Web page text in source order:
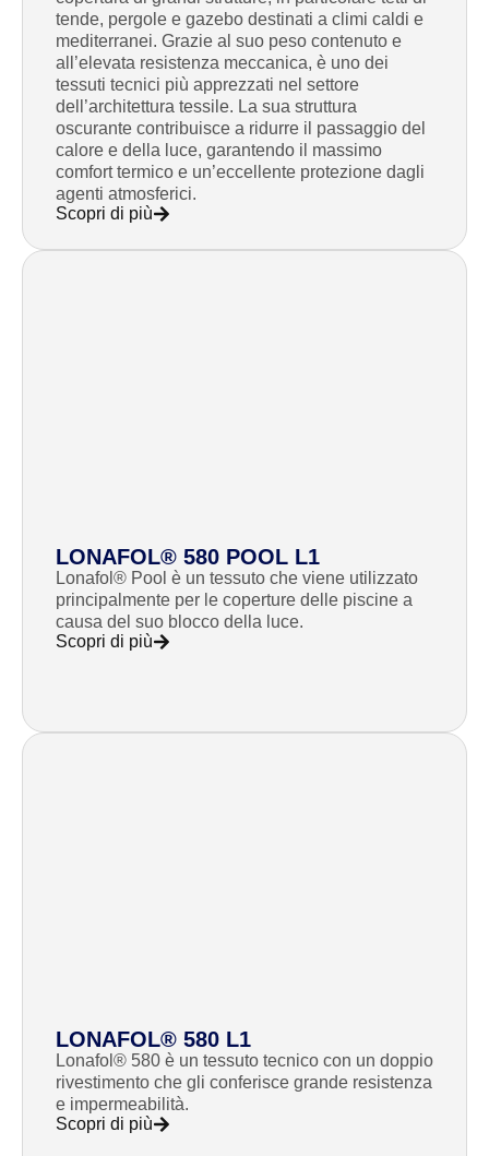
tende, pergole e gazebo destinati a climi caldi e
mediterranei. Grazie al suo peso contenuto e
all’elevata resistenza meccanica, è uno dei
tessuti tecnici più apprezzati nel settore
dell’architettura tessile. La sua struttura
oscurante contribuisce a ridurre il passaggio del
calore e della luce, garantendo il massimo
comfort termico e un’eccellente protezione dagli
agenti atmosferici.
Scopri di più
LONAFOL® 580 POOL L1
Lonafol® Pool è un tessuto che viene utilizzato
principalmente per le coperture delle piscine a
causa del suo blocco della luce.
Scopri di più
LONAFOL® 580 L1
Lonafol® 580 è un tessuto tecnico con un doppio
rivestimento che gli conferisce grande resistenza
e impermeabilità.
Scopri di più